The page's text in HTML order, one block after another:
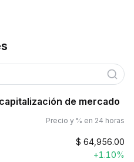
de mercado
Precio y % en 24 horas
$ 64,956.00
+1.10%